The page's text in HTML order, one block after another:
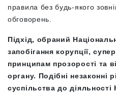
правила без будь-якого
обговорень.
Підхід, обраний
запобігання корупції,
принципам прозорості та
органу. Подібні незаконні
суспільства до